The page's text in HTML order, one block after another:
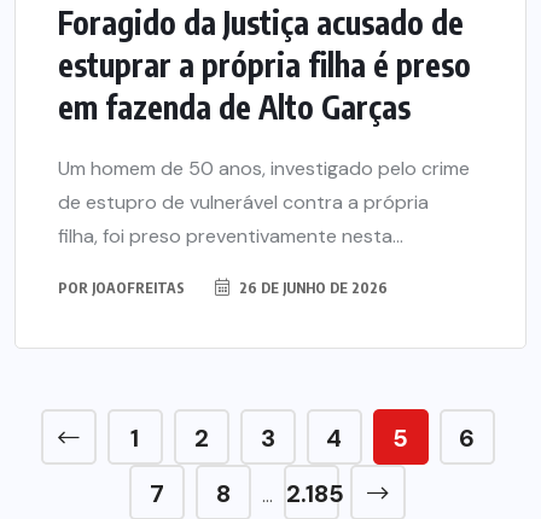
Foragido da Justiça acusado de
estuprar a própria filha é preso
em fazenda de Alto Garças
Um homem de 50 anos, investigado pelo crime
de estupro de vulnerável contra a própria
filha, foi preso preventivamente nesta...
POR JOAOFREITAS 26 DE JUNHO DE 2026
1 2 3 4 5
6
7
8 … 2.185